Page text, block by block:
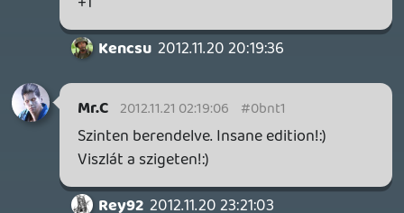
igni 2012.11.20 19:55:43 #0bnss
Alig várom a jövő hetet:)
háborús témájú már jó ponttal indul, ha
meg dzsungel a környezet pláne.
El Ninho 2012.11.20 19:38:10 #0bnsr
Hát, ha ez buta és ötlettelen akkor igen
kíváncsi lennék, hogy mi nem az. 🙂